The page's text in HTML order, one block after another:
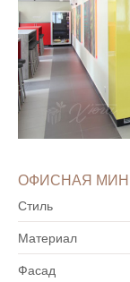
ОФИСНАЯ
Стиль
Материал
Фасад